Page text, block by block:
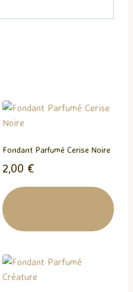
Fondant Parfumé Cerise Noire
2,00 €